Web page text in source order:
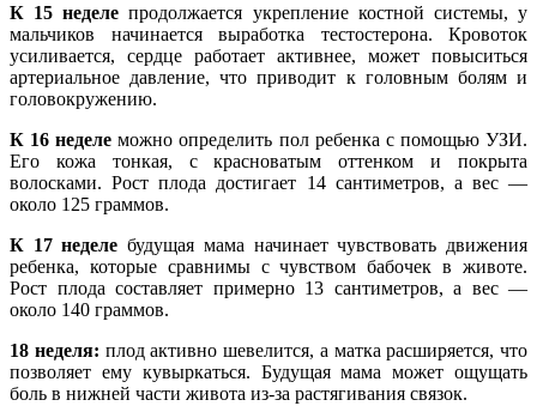
К 15 неделе продолжается укрепление костной системы, у
мальчиков начинается выработка тестостерона. Кровоток
усиливается, сердце работает активнее, может повыситься
артериальное давление, что приводит к головным болям и
головокружению.
К 16 неделе можно определить пол ребенка с помощью УЗИ.
Его кожа тонкая, с красноватым оттенком и покрыта
волосками. Рост плода достигает 14 сантиметров, а вес —
около 125 граммов.
К 17 неделе будущая мама начинает чувствовать движения
ребенка, которые сравнимы с чувством бабочек в животе.
Рост плода составляет примерно 13 сантиметров, а вес —
около 140 граммов.
18 неделя: плод активно шевелится, а матка расширяется, что
позволяет ему кувыркаться. Будущая мама может ощущать
боль в нижней части живота из-за растягивания связок.